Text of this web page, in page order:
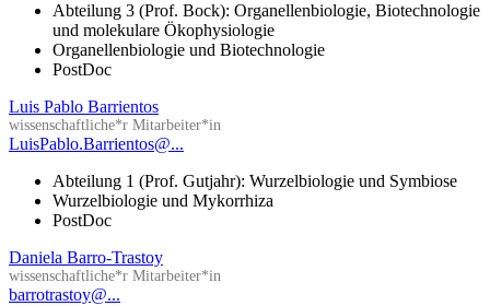
Abteilung 3 (Prof. Bock): Organellenbiologie, Biotechnologie
und molekulare Ökophysiologie
Organellenbiologie und Biotechnologie
PostDoc
Luis Pablo Barrientos
wissenschaftliche*r Mitarbeiter*in
LuisPablo.Barrientos@...
Abteilung 1 (Prof. Gutjahr): Wurzelbiologie und Symbiose
Wurzelbiologie und Mykorrhiza
PostDoc
Daniela Barro-Trastoy
wissenschaftliche*r Mitarbeiter*in
barrotrastoy@...